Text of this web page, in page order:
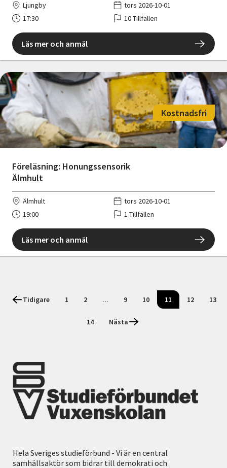
Ljungby
tors 2026-10-01
17:30
10 Tillfällen
Läs mer och anmäl
Föreläsning: Honungssensorik
Älmhult
Kostnadsfri
Älmhult
tors 2026-10-01
19:00
1 Tillfällen
Läs mer och anmäl
Tidigare 1 2 ... 9 10 11 12 13
14 Nästa
Hela Sveriges studieförbund - Vi är en central
samhällsaktör som bidrar till demokrati och